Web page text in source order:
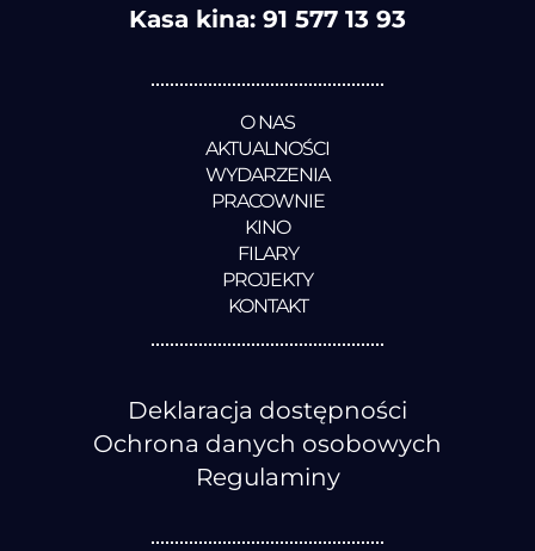
Kasa kina: 91 577 13 93
O NAS
AKTUALNOŚCI
WYDARZENIA
PRACOWNIE
KINO
FILARY
PROJEKTY
KONTAKT
Deklaracja dostępności
Ochrona danych osobowych
Regulaminy